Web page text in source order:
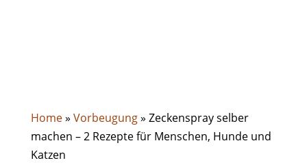
Home» Vorbeugung» Zeckenspray selber
machen – 2 Rezepte für Menschen, Hunde und
Katzen